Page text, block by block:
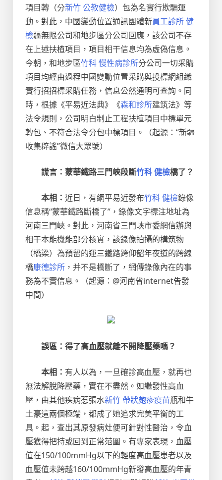
項目轉（分新竹 公教健檢）包為名實行欺騙運
動。對此，中國變動位置通訊團體新員工診所 健
檢疆無限公司和地步區分公司回應，該公司不存
在上述扶植項目，項目相干信息均為虛偽信息。
今朝，和地步區竹科 慢性病診所分公司一切采購
項目均經由過程中國變動位置采購與投標網組織
實行招招標采購任務，信息公然通明可查詢。同
時，根據《平易近法典》《森和診所建筑法》等
法令規則，公司明白制止工程扶植項目中標單元
轉包、不符合法令分包中標項目。（起源：“新疆
收集辟謠”微信大眾號）
謊言：蒙華鐵路三門峽段斷竹科 健檢橋了？
本相： 近日，有網平易近發布竹科 健檢錄像
信息稱“蒙華鐵路斷橋了”，錄像文字標注地址為
河南三門峽。對此，河南省三門峽市委網信辦與
相干本能機能部分核實，該錄像拍攝的構筑物
（橋梁）為預留的運三鐵路跨仰韶年夜道的跨線
橋康德診所 ，并不是橋斷了，網傳錄像內在的事
務為不實信息。（起源：@河南省internet告發
中間）
誤區：得了高血壓就離不開降壓藥嗎？
本相： 有人以為，一旦確診高血壓，就再也
無法解脫降壓藥，實在不盡然。如繼發性高血
壓，由其他疾病惹張水新竹 帶狀皰疹疫苗瓶和牛
土豪這兩個極端，都成了她追求完美平衡的工
具。起，查出其原發病灶便可針對性醫治，令血
壓獲得把持或回到正常范圍。有專家表現，血壓
值在150/100mmHg以下的輕度高血壓患者以及
血壓值未跨越160/100mmHg新發高血壓的年青